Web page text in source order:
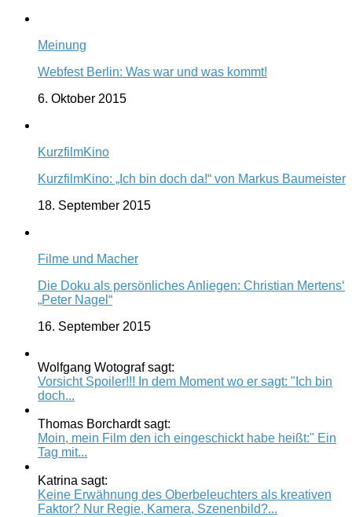
Meinung
Webfest Berlin: Was war und was kommt!
6. Oktober 2015
KurzfilmKino
KurzfilmKino: „Ich bin doch da!“ von Markus Baumeister
18. September 2015
Filme und Macher
Die Doku als persönliches Anliegen: Christian Mertens‘
„Peter Nagel“
16. September 2015
Wolfgang Wotograf sagt:
Vorsicht Spoiler!!! In dem Moment wo er sagt: "Ich bin
doch...
Thomas Borchardt sagt:
Moin, mein Film den ich eingeschickt habe heißt:" Ein
Tag mit...
Katrina sagt:
Keine Erwähnung des Oberbeleuchters als kreativen
Faktor? Nur Regie, Kamera, Szenenbild?...